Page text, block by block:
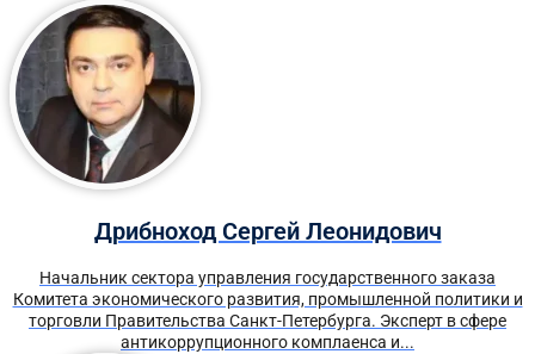
Дрибноход Сергей Леонидович
Начальник сектора управления государственного заказа
Комитета экономического развития, промышленной политики и
торговли Правительства Санкт-Петербурга. Эксперт в сфере
антикоррупционного комплаенса и...